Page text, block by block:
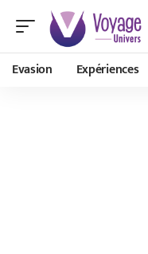
Evasion Expériences